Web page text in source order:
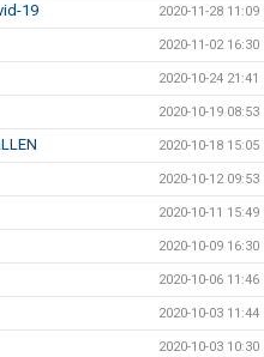
19 2020-11-28 11:09
2020-11-02 16:30
2020-10-24 21:41
2020-10-19 08:53
2020-10-18 15:05
2020-10-12 09:53
2020-10-11 15:49
2020-10-09 16:30
2020-10-06 11:46
2020-10-03 11:44
2020-10-03 10:30